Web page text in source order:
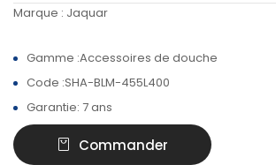
Marque : Jaquar
Gamme :Accessoires de douche
Code :SHA-BLM-455L400
Garantie: 7 ans
Commander